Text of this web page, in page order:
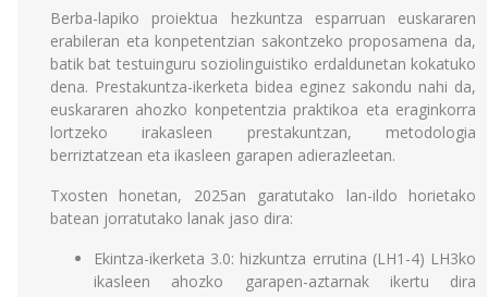
Berba-lapiko proiektua hezkuntza esparruan euskararen
erabileran eta konpetentzian sakontzeko proposamena da,
batik bat testuinguru soziolinguistiko erdaldunetan kokatuko
dena. Prestakuntza-ikerketa bidea eginez sakondu nahi da,
euskararen ahozko konpetentzia praktikoa eta eraginkorra
lortzeko irakasleen prestakuntzan, metodologia
berriztatzean eta ikasleen garapen adierazleetan.
Txosten honetan, 2025an garatutako lan-ildo horietako
batean jorratutako lanak jaso dira:
Ekintza-ikerketa 3.0: hizkuntza errutina (LH1-4) LH3ko
ikasleen ahozko garapen-aztarnak ikertu dira